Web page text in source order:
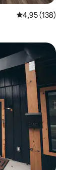
4,95 de uma
4,95 (138)